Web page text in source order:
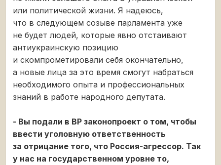
или политической жизни. Я надеюсь,
что в следующем созыве парламента уже
не будет людей, которые явно отстаивают
антиукраинскую позицию
и скомпрометировали себя окончательно,
а новые лица за это время смогут набраться
необходимого опыта и профессиональных
знаний в работе народного депутата.
- Вы подали в ВР законопроект о том, чтобы
ввести уголовную ответственность
за отрицание того, что Россия-агрессор. Так
у нас на государственном уровне то,